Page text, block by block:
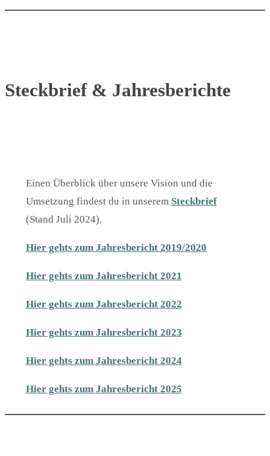
Steckbrief & Jahresberichte
Einen Überblick über unsere Vision und die
Umsetzung findest du in unserem Steckbrief
(Stand Juli 2024).
Hier gehts zum Jahresbericht 2019/2020
Hier gehts zum Jahresbericht 2021
Hier gehts zum Jahresbericht 2022
Hier gehts zum Jahresbericht 2023
Hier gehts zum Jahresbericht 2024
Hier gehts zum Jahresbericht 2025